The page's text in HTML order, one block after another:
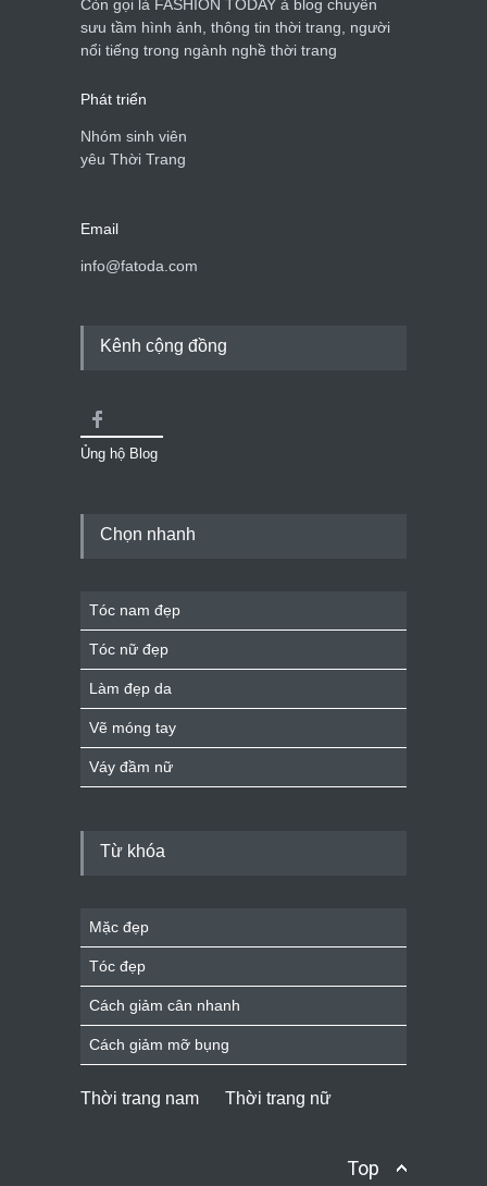
Còn gọi là FASHION TODAY à blog chuyên
sưu tầm hình ảnh, thông tin thời trang, người
nổi tiếng trong ngành nghề thời trang
Phát triển
Nhóm sinh viên
yêu Thời Trang
Email
info@fatoda.com
Kênh cộng đồng
Ủng hộ Blog
Chọn nhanh
Tóc nam đẹp
Tóc nữ đẹp
Làm đẹp da
Vẽ móng tay
Váy đầm nữ
Từ khóa
Mặc đẹp
Tóc đẹp
Cách giảm cân nhanh
Cách giảm mỡ bụng
Thời trang nam Thời trang nữ
Top